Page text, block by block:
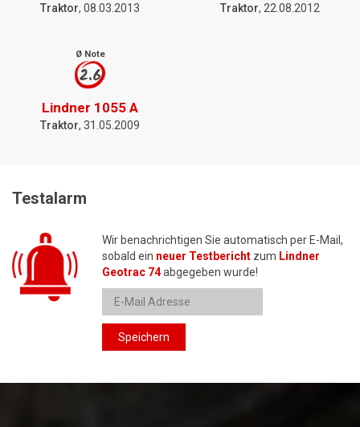
Traktor, 08.03.2013 Traktor, 22.08.2012
Ø Note
2.6
Lindner 1055 A
Traktor, 31.05.2009
Testalarm
Wir benachrichtigen Sie automatisch per E-Mail,
sobald ein neuer Testbericht zum Lindner
Geotrac 74abgegeben wurde!
Speichern